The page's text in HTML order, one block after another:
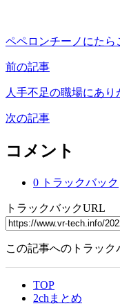
ペペロンチーノにたら
前の記事
人手不足の職場にあり
次の記事
コメント
0 トラックバック
トラックバックURL
この記事へのトラック
TOP
2chまとめ